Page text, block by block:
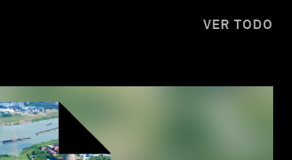
VER TODO